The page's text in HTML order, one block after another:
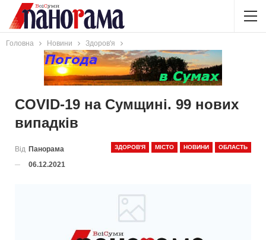
Головна Новини Здоров'я
COVID-19 на Сумщині. 99 нових
випадків
ЗДОРОВ'Я МІСТО НОВИНИ ОБЛАСТЬ
Від Панорама
06.12.2021